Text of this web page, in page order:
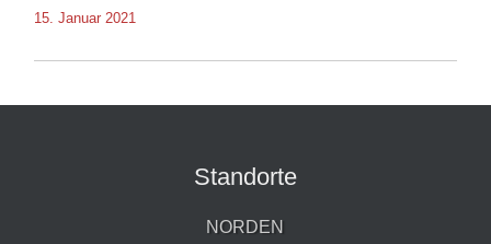
Verfahrens dank Rechtsanwalt für Strafrecht Christian
15. Januar 2021
Standorte
NORDEN